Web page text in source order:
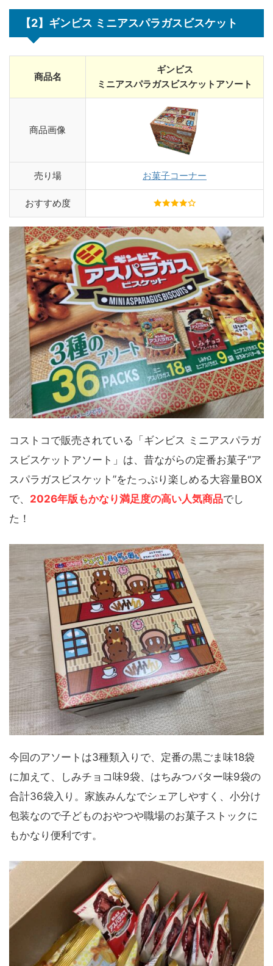
【2】ギンビス ミニアスパラガスビスケット
商品名
ギンビス
ミニアスパラガスビスケットアソート
商品画像
売り場 お菓子コーナー
おすすめ度
コストコで販売されている「ギンビス ミニアスパラガ
スビスケットアソート」は、昔ながらの定番お菓子“ア
スパラガスビスケット”をたっぷり楽しめる大容量BOX
で、 2026年版もかなり満足度の高い人気商品でし
た！
今回のアソートは3種類入りで、定番の黒ごま味18袋
に加えて、しみチョコ味9袋、はちみつバター味9袋の
合計36袋入り。家族みんなでシェアしやすく、小分け
包装なので子どものおやつや職場のお菓子ストックに
もかなり便利です。